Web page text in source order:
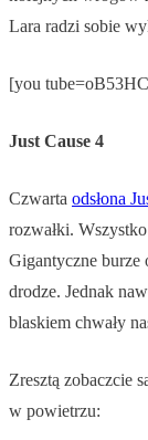
Lara radzi sobie
[you
Just Cause 4
Czwarta odsłona
rozwałki.
Gigantyczne burze
drodze. Jednak
blaskiem chwały
Zresztą zobaczcie
w powietrzu: